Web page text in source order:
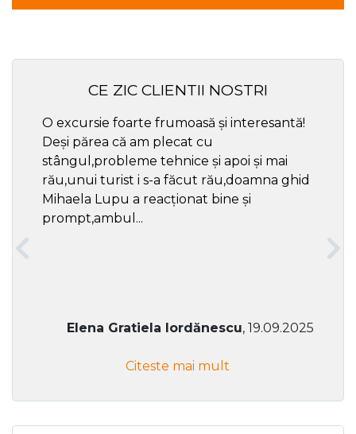
CE ZIC CLIENTII NOSTRI
O excursie foarte frumoasă și interesantă!
Deși părea că am plecat cu
stângul,probleme tehnice și apoi și mai
rău,unui turist i s-a făcut rău,doamna ghid
Mihaela Lupu a reacționat bine și
prompt,ambul...
Elena Gratiela Iordănescu, 19.09.2025
Citeste mai mult